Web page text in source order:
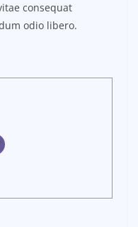
consequat
odio libero.